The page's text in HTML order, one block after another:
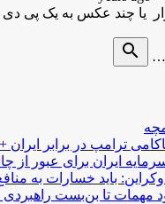
search
ترامپ در برابر ایران
ایران برای عبور
باید خسارات به
مهمات تا بن‌بست راهبردی